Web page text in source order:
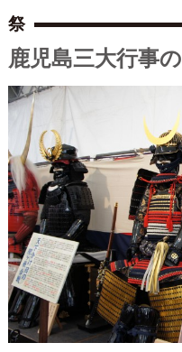
祭
鹿児島三大行事